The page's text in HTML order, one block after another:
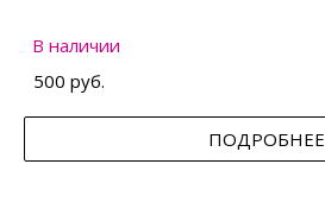
В наличии
500 руб.
ПОДРОБНЕЕ